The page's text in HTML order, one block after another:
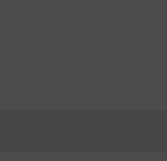
bitte, dass die